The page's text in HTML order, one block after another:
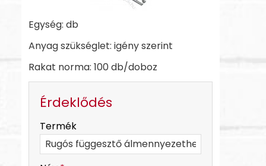
Egység: db
Anyag szükséglet: igény szerint
Rakat norma: 100 db/doboz
Érdeklődés
Termék